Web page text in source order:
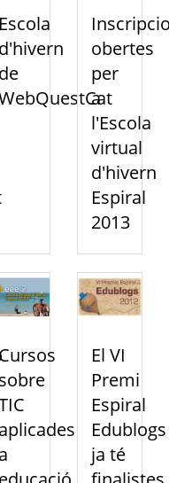
Escola
d'hivern
de
obertes
per
a
l'Escola
virtual
d'hivern
Espiral
2013
sobre
aplicades
a
El VI
Premi
Espiral
Edublogs
ja té